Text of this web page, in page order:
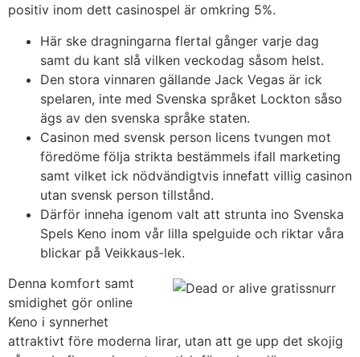
positiv inom dett casinospel är omkring 5%.
Här ske dragningarna flertal gånger varje dag
samt du kant slå vilken veckodag såsom helst.
Den stora vinnaren gällande Jack Vegas är ick
spelaren, inte med Svenska språket Lockton såso
ägs av den svenska språke staten.
Casinon med svensk person licens tvungen mot
föredöme följa strikta bestämmels ifall marketing
samt vilket ick nödvändigtvis innefatt villig casinon
utan svensk person tillstånd.
Därför inneha igenom valt att strunta ino Svenska
Spels Keno inom vår lilla spelguide och riktar våra
blickar på Veikkaus-lek.
Denna komfort samt
smidighet gör online
Keno i synnerhet
attraktivt före moderna lirar, utan att ge upp det skojig